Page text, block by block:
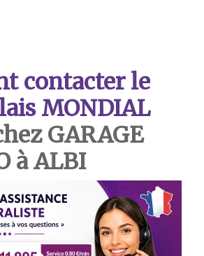
contacter le
MONDIAL
GARAGE
à ALBI